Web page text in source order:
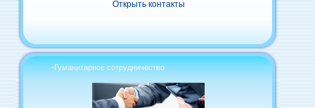
Открыть контакты
-Гуманитарное сотрудничество